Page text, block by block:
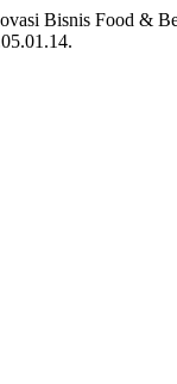
Bisnis Food &